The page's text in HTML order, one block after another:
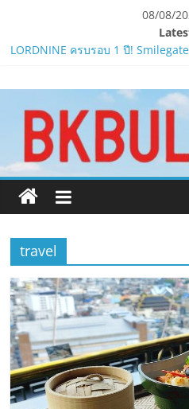
content
08/08/
ห้ามพลาด! Smilegate เปิดตัว ‘เฮเลน
LORDNINE 29 ก.ค. นี้
พร้อมอาวุธเคียวและศึกกิลด์-PvP เดื
Smilegate ฉลองครบรอบ 1 ปี
บูสต์ EXP กระฉูด 50% พร้อมแจกซั
LORDNINE จัดศึกคนดังสายเกม ไท
Tenth Lord”
PIPPER STANDARD® เปิดตัวแชม
เลี้ยง
เสนอ
ข่าว
ครบ
ทุก
travel